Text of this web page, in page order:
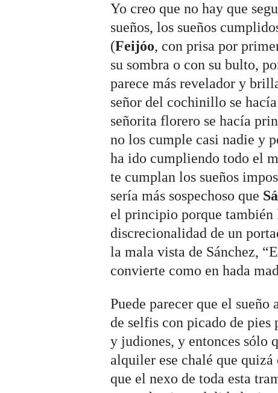
Yo creo que no hay que
sueños, los sueños
(Feijóo, con prisa por
su sombra o con su bulto,
parece más revelador y
señor del cochinillo se
señorita florero se hacía
no los cumple casi nadie y
ha ido cumpliendo todo el
te cumplan los sueños
sería más sospechoso que
el principio porque también
discrecionalidad de un
la mala vista de Sánchez,
convierte como en hada
Puede parecer que el sueño
de selfis con picado de pies
y judiones, y entonces sólo
alquiler ese chalé que
que el nexo de toda esta